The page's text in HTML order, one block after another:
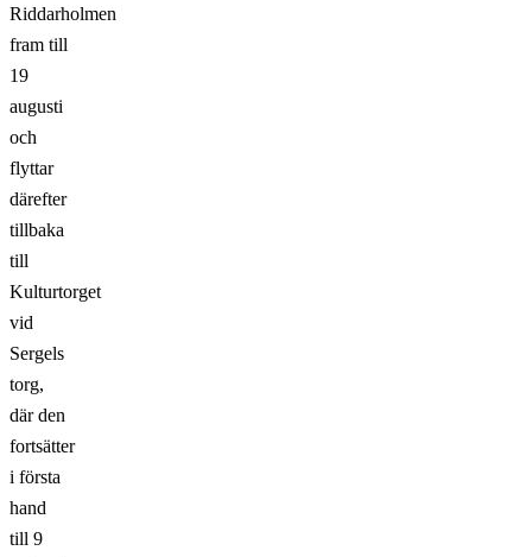
Riddarholmen
fram till
19
augusti
och
flyttar
därefter
tillbaka
till
Kulturtorget
vid
Sergels
torg,
där den
fortsätter
i första
hand
till 9